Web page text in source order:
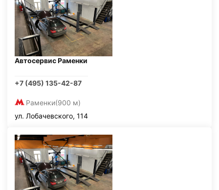
Автосервис Раменки
+7 (495) 135-42-87
Раменки(900 м)
ул. Лобачевского, 114